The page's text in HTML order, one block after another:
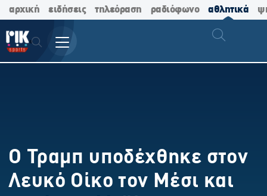
αρχική ειδήσεις τηλεόραση ραδιόφωνο αθλητικά
Ο Τραμπ υποδέχθηκε στον
Λευκό Οίκο τον Μέσι και